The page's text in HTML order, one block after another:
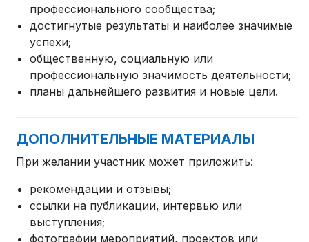
профессионального сообщества;
достигнутые результаты и наиболее значимые
успехи;
общественную, социальную или
профессиональную значимость деятельности;
планы дальнейшего развития и новые цели.
ДОПОЛНИТЕЛЬНЫЕ МАТЕРИАЛЫ
При желании участник может приложить:
рекомендации и отзывы;
ссылки на публикации, интервью или
выступления;
фотографии мероприятий, проектов или